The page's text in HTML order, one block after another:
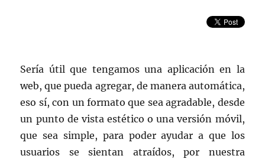
Sería útil que tengamos una aplicación en la
web, que pueda agregar, de manera automática,
eso sí, con un formato que sea agradable, desde
un punto de vista estético o una versión móvil,
que sea simple, para poder ayudar a que los
usuarios se sientan atraídos, por nuestra